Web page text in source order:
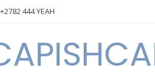
444 YEAH